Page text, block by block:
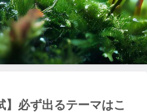
】必ず出るテーマはこ